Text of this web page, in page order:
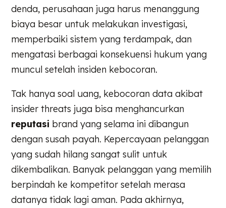
denda, perusahaan juga harus menanggung
biaya besar untuk melakukan investigasi,
memperbaiki sistem yang terdampak, dan
mengatasi berbagai konsekuensi hukum yang
muncul setelah insiden kebocoran.
Tak hanya soal uang, kebocoran data akibat
insider threats juga bisa menghancurkan
reputasi brand yang selama ini dibangun
dengan susah payah. Kepercayaan pelanggan
yang sudah hilang sangat sulit untuk
dikembalikan. Banyak pelanggan yang memilih
berpindah ke kompetitor setelah merasa
datanya tidak lagi aman. Pada akhirnya,